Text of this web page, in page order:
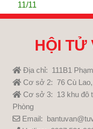
11/11
HỘI TỬ
Địa chỉ: 111B1
Cơ sở 2: 76 Cù
Cơ sở 3: 13 khu đô
Phòng
Email: